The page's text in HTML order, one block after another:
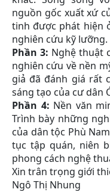
nguồn gốc xuất xứ
tinh được phát hiện
nghiên cứu kỹ lưỡng.
Phần 3: Nghệ thuật
nghiên cứu về nền
giả đã đánh giá rất
sáng tạo của cư dân
Phần 4: Nền văn
Trình bày những
của dân tộc Phù
tục tập quán, niên
phong cách nghệ
Xin trân trọng giới
Ngô Thị Nhung